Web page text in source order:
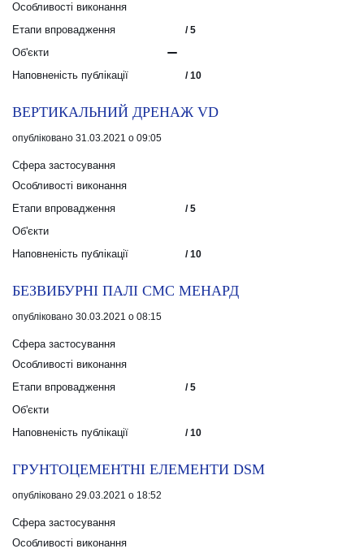
Особливості виконання
Етапи впровадження
/ 5
Об'єкти
Наповненість публікації
/ 10
ВЕРТИКАЛЬНИЙ ДРЕНАЖ VD
опубліковано 31.03.2021 о 09:05
Сфера застосування
Особливості виконання
Етапи впровадження
/ 5
Об'єкти
Наповненість публікації
/ 10
БЕЗВИБУРНІ ПАЛІ СМС МЕНАРД
опубліковано 30.03.2021 о 08:15
Сфера застосування
Особливості виконання
Етапи впровадження
/ 5
Об'єкти
Наповненість публікації
/ 10
ГРУНТОЦЕМЕНТНІ ЕЛЕМЕНТИ DSM
опубліковано 29.03.2021 о 18:52
Сфера застосування
Особливості виконання